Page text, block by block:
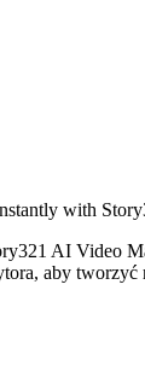
with
AI Video
aby